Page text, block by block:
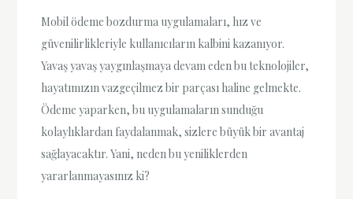
Mobil ödeme bozdurma uygulamaları, hız ve
güvenilirlikleriyle kullanıcıların kalbini kazanıyor.
Yavaş yavaş yaygınlaşmaya devam eden bu teknolojiler,
hayatımızın vazgeçilmez bir parçası haline gelmekte.
Ödeme yaparken, bu uygulamaların sunduğu
kolaylıklardan faydalanmak, sizlere büyük bir avantaj
sağlayacaktır. Yani, neden bu yeniliklerden
yararlanmayasınız ki?